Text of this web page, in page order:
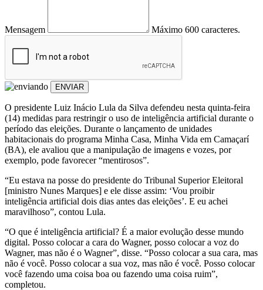
Mensagem Máximo 600 caracteres.
ENVIAR
O presidente Luiz Inácio Lula da Silva defendeu nesta quinta-feira
(14) medidas para restringir o uso de inteligência artificial durante o
período das eleições. Durante o lançamento de unidades
habitacionais do programa Minha Casa, Minha Vida em Camaçarí
(BA), ele avaliou que a manipulação de imagens e vozes, por
exemplo, pode favorecer “mentirosos”.
“Eu estava na posse do presidente do Tribunal Superior Eleitoral
[ministro Nunes Marques] e ele disse assim: ‘Vou proibir
inteligência artificial dois dias antes das eleições’. E eu achei
maravilhoso”, contou Lula.
“O que é inteligência artificial? É a maior evolução desse mundo
digital. Posso colocar a cara do Wagner, posso colocar a voz do
Wagner, mas não é o Wagner”, disse. “Posso colocar a sua cara, mas
não é você. Posso colocar a sua voz, mas não é você. Posso colocar
você fazendo uma coisa boa ou fazendo uma coisa ruim”,
completou.